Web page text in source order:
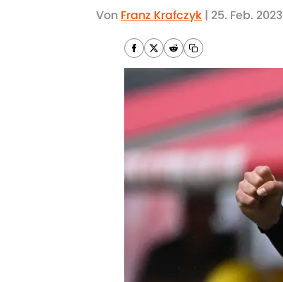
Von Franz Krafczyk | 25. Feb. 2023